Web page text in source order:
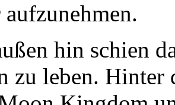
hin schien
zu leben. Hinter